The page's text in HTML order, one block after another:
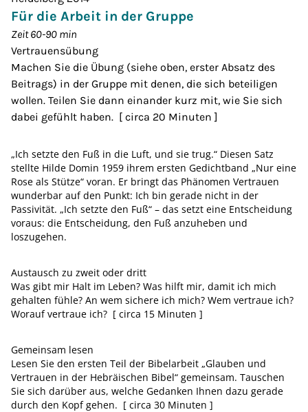
Für die Arbeit in der Gruppe
Zeit 60-90 min
Vertrauensübung
Machen Sie die Übung (siehe oben, erster Absatz des
Beitrags) in der Gruppe mit denen, die sich beteiligen
wollen. Teilen Sie dann einander kurz mit, wie Sie sich
dabei gefühlt haben. [ circa 20 Minuten ]
„Ich setzte den Fuß in die Luft, und sie trug.“ Diesen Satz
stellte Hilde Domin 1959 ihrem ersten Gedichtband „Nur eine
Rose als Stütze“ voran. Er bringt das Phänomen Vertrauen
wunderbar auf den Punkt: Ich bin gerade nicht in der
Passivität. „Ich setzte den Fuß“ – das setzt eine Entscheidung
voraus: die Entscheidung, den Fuß anzuheben und
loszugehen.
Austausch zu zweit oder dritt
Was gibt mir Halt im Leben? Was hilft mir, damit ich mich
gehalten fühle? An wem sichere ich mich? Wem vertraue ich?
Worauf vertraue ich? [ circa 15 Minuten ]
Gemeinsam lesen
Lesen Sie den ersten Teil der Bibelarbeit „Glauben und
Vertrauen in der Hebräischen Bibel“ gemeinsam. Tauschen
Sie sich darüber aus, welche Gedanken Ihnen dazu gerade
durch den Kopf gehen. [ circa 30 Minuten ]